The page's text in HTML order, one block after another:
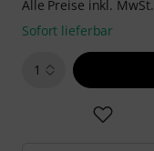
Alle Preise inkl. MwSt.
Sofort lieferbar
1